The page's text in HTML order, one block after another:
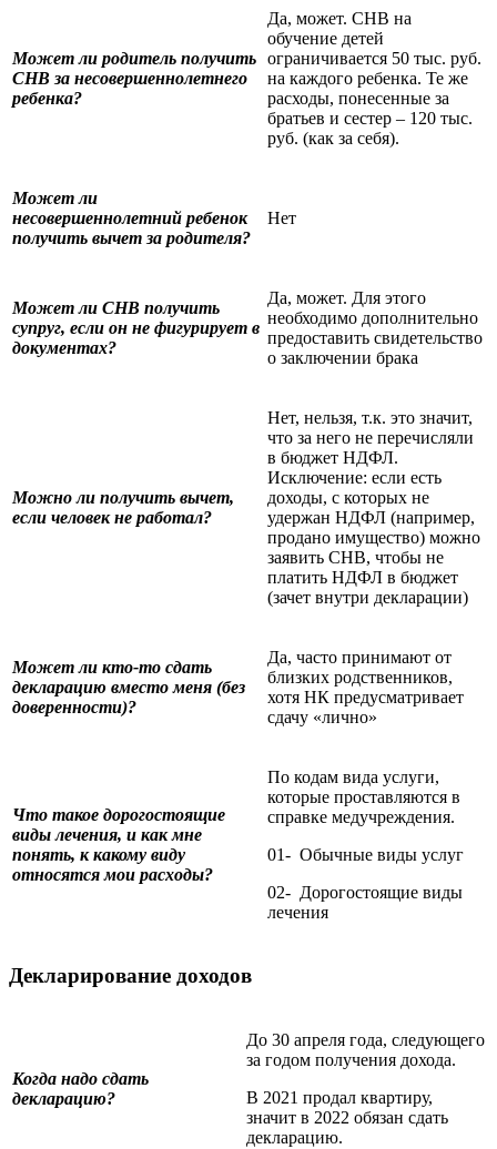
Может ли родитель получить
СНВ за несовершеннолетнего
ребенка?
Да, может. СНВ на
обучение детей
ограничивается 50 тыс. руб.
на каждого ребенка. Те же
расходы, понесенные за
братьев и сестер – 120 тыс.
руб. (как за себя).
Может ли
несовершеннолетний ребенок
получить вычет за родителя?
Нет
Может ли СНВ получить
супруг, если он не фигурирует в
документах?
Да, может. Для этого
необходимо дополнительно
предоставить свидетельство
о заключении брака
Можно ли получить вычет,
если человек не работал?
Нет, нельзя, т.к. это значит,
что за него не перечисляли
в бюджет НДФЛ.
Исключение: если есть
доходы, с которых не
удержан НДФЛ (например,
продано имущество) можно
заявить СНВ, чтобы не
платить НДФЛ в бюджет
(зачет внутри декларации)
Может ли кто-то сдать
декларацию вместо меня (без
доверенности)?
Да, часто принимают от
близких родственников,
хотя НК предусматривает
сдачу «лично»
Что такое дорогостоящие
виды лечения, и как мне
понять, к какому виду
относятся мои расходы?
По кодам вида услуги,
которые проставляются в
справке медучреждения.
01- Обычные виды услуг
02- Дорогостоящие виды
лечения
Декларирование доходов
Когда надо сдать
декларацию?
До 30 апреля года, следующего
за годом получения дохода.
В 2021 продал квартиру,
значит в 2022 обязан сдать
декларацию.